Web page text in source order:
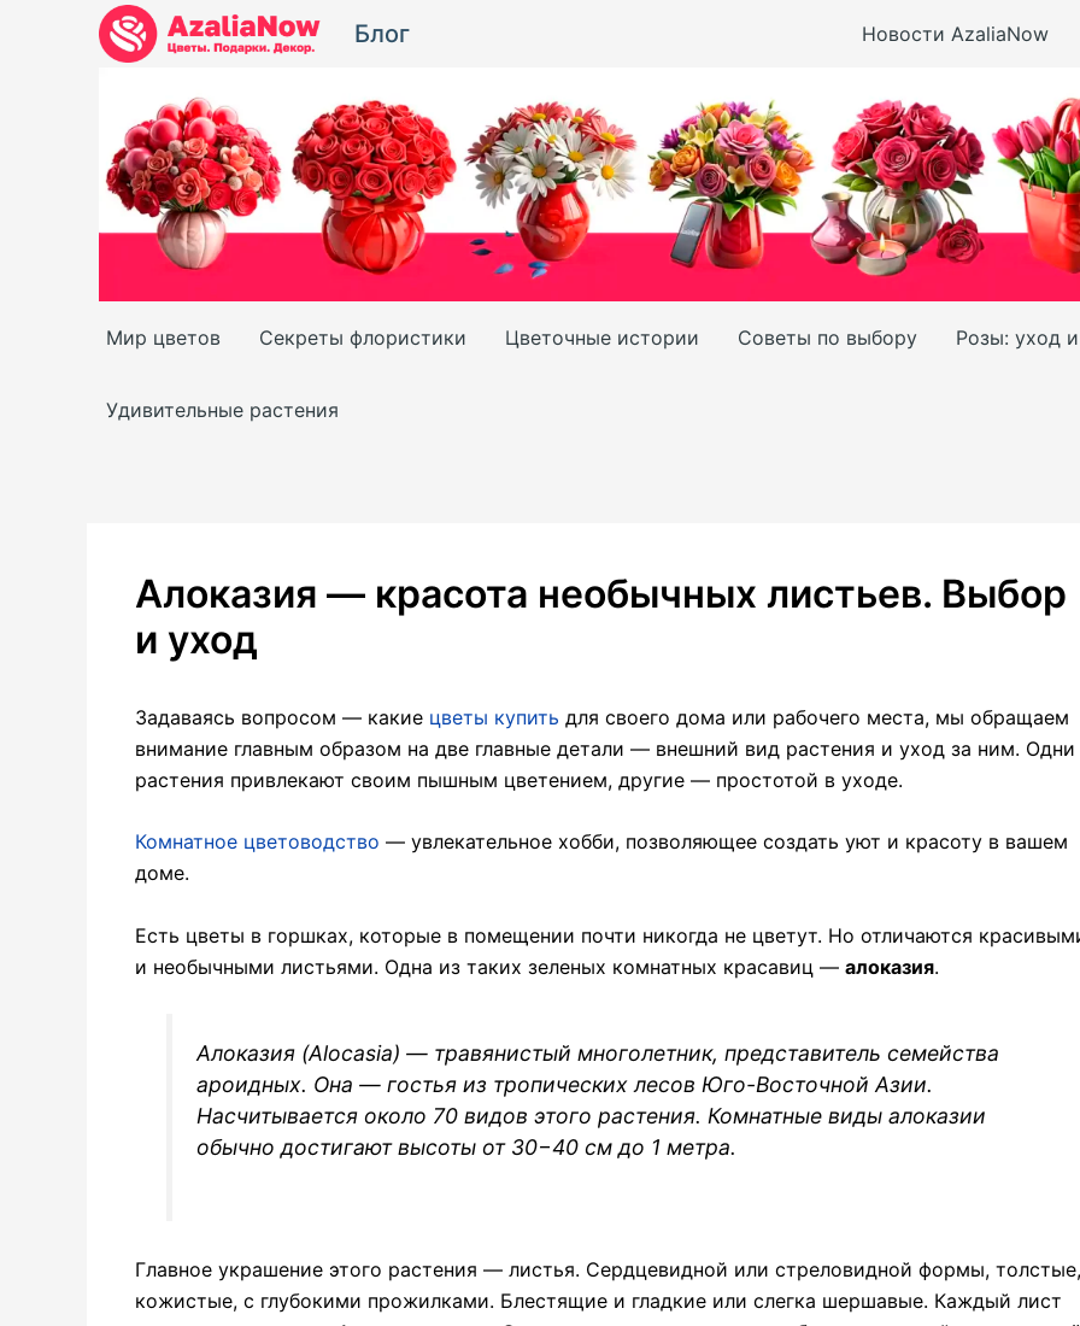
Блог Новости AzaliaNow
Мир цветов Секреты флористики Цветочные истории Советы по выбору Розы: уход
Удивительные растения
Алоказия — красота необычных листьев. Выбор
и уход
Задаваясь вопросом — какие цветы купить для своего дома или рабочего места, мы обращаем
внимание главным образом на две главные детали — внешний вид растения и уход за ним. Одни
растения привлекают своим пышным цветением, другие — простотой в уходе.
Комнатное цветоводство — увлекательное хобби, позволяющее создать уют и красоту в вашем
доме.
Есть цветы в горшках, которые в помещении почти никогда не цветут. Но отличаются
и необычными листьями. Одна из таких зеленых комнатных красавиц — алоказия.
Алоказия (Alocasia) — травянистый многолетник,представитель семейства
ароидных. Она — гостья из тропических лесов Юго-Восточной Азии.
Насчитывается около 70 видов этого растения. Комнатные видыалоказии
обычно достигают высоты от 30−40 см до 1 метра.
Главное украшение этого растения — листья. Сердцевидной или стреловидной формы, толстые,
кожистые, с глубокими прожилками. Блестящие и гладкие или слегка шершавые. Каждый лист